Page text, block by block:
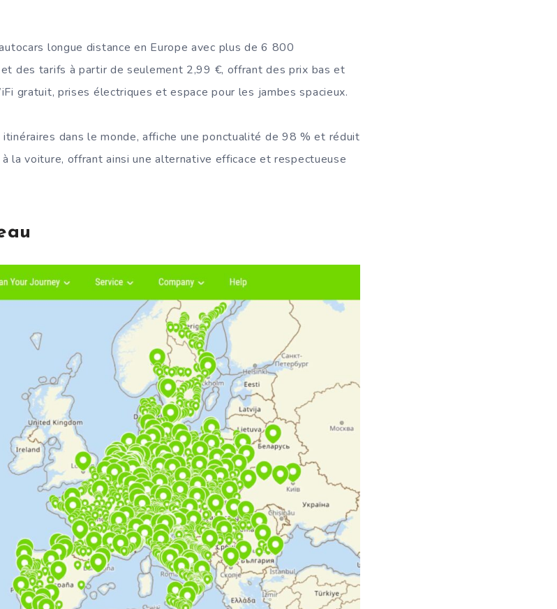
longue distance en Europe avec plus de 6 800
des tarifs à partir de seulement 2,99 €, offrant des prix bas et
gratuit, prises électriques et espace pour les jambes spacieux.
dans le monde, affiche une ponctualité de 98 % et réduit
la voiture, offrant ainsi une alternative efficace et respectueuse